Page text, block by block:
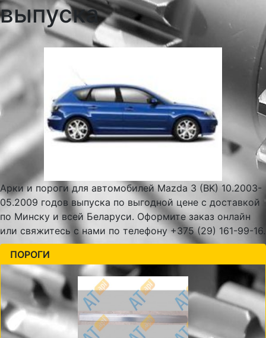
выпуска
Арки и пороги для автомобилей Mazda 3 (BK) 10.2003-
05.2009 годов выпуска по выгодной цене с доставкой
по Минску и всей Беларуси. Оформите заказ онлайн
или свяжитесь с нами по телефону +375 (29) 161-99-16.
ПОРОГИ